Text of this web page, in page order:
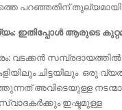
പറഞ്ഞതിന്
ഇതിപ്പോള്‍ ആരുടെ
വടക്കന്‍
ചിട്ടയിലും ഒരു
അവിടെയുള്ള
ഇഷ്ടമുള്ള